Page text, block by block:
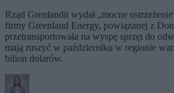
Rząd Grenlandii wydał „mocne
firmy Greenland Energy, powiązanej z
przetransportowała na wyspę sprzęt do
mają ruszyć w październiku w regionie
bilion dolarów.